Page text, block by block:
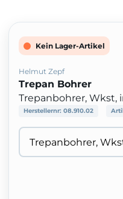
Kein Lager-Artikel
Helmut Zepf
Trepan Bohrer
Trepanbohrer, Wkst,
Herstellernr: 08.910.02